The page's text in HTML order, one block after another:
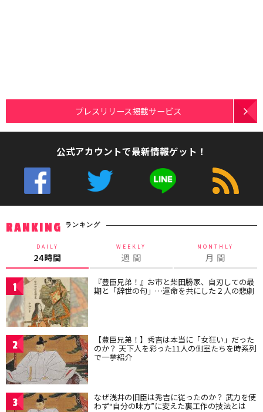
プレスリリース掲載サービス
公式アカウントで最新情報ゲット！
RANKING ランキング
DAILY
24時間
WEEKLY
週 間
MONTHLY
月 間
1 『豊臣兄弟！』お市と柴田勝家、自刃しての最
期と「辞世の句」…運命を共にした２人の悲劇
2 【豊臣兄弟！】秀吉は本当に「女狂い」だった
のか？ 天下人を彩った11人の側室たちを時系列
で一挙紹介
3 なぜ浅井の旧臣は秀吉に従ったのか？ 武力を使
わず“自分の味方”に変えた裏工作の技法とは